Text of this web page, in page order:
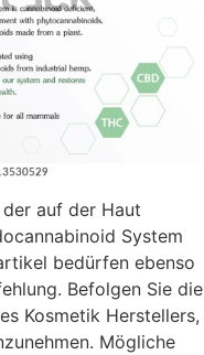
auf der Haut
System
bedürfen ebenso
Befolgen Sie die
Kosmetik Herstellers,
Mögliche